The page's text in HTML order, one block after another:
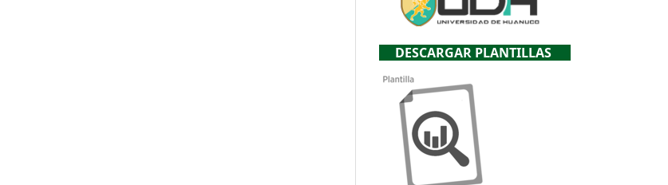
DESCARGAR PLANTILLAS